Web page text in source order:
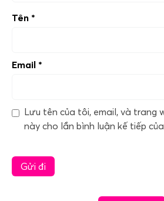
Tên *
Email *
Lưu tên của tôi, email, và trang
này cho lần bình luận kế tiếp